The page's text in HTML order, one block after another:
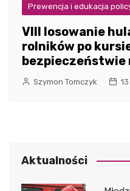
Prewencja i edukacja
VIII losowanie
rolników po
bezpieczeństwie
Szymon Tomczyk
Aktualności